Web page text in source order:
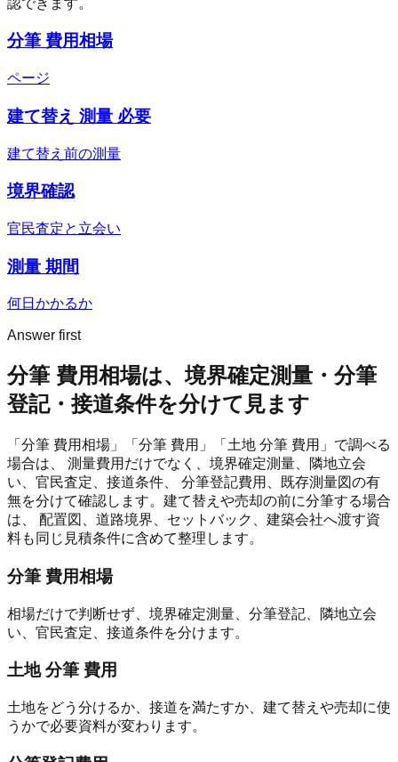
分筆 費用相場
ページ
建て替え 測量 必要
建て替え前の測量
境界確認
官民査定と立会い
測量 期間
何日かかるか
Answer first
分筆 費用相場は、境界確定測量・分筆
登記・接道条件を分けて見ます
「分筆 費用相場」「分筆 費用」「土地 分筆 費用」で調べる
場合は、 測量費用だけでなく、境界確定測量、隣地立会
い、官民査定、接道条件、 分筆登記費用、既存測量図の有
無を分けて確認します。建て替えや売却の前に分筆する場合
は、 配置図、道路境界、セットバック、建築会社へ渡す資
料も同じ見積条件に含めて整理します。
分筆 費用相場
相場だけで判断せず、境界確定測量、分筆登記、隣地立会
い、官民査定、接道条件を分けます。
土地 分筆 費用
土地をどう分けるか、接道を満たすか、建て替えや売却に使
うかで必要資料が変わります。